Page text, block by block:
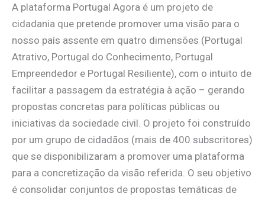
A plataforma Portugal Agora é um projeto de
cidadania que pretende promover uma visão para o
nosso país assente em quatro dimensões (Portugal
Atrativo, Portugal do Conhecimento, Portugal
Empreendedor e Portugal Resiliente), com o intuito de
facilitar a passagem da estratégia à ação – gerando
propostas concretas para políticas públicas ou
iniciativas da sociedade civil. O projeto foi construído
por um grupo de cidadãos (mais de 400 subscritores)
que se disponibilizaram a promover uma plataforma
para a concretização da visão referida. O seu objetivo
é consolidar conjuntos de propostas temáticas de